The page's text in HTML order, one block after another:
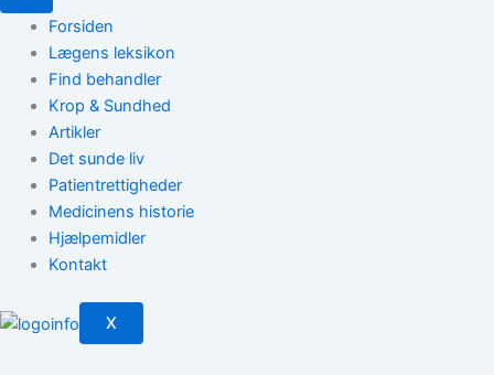
Forsiden
Lægens leksikon
Find behandler
Krop & Sundhed
Artikler
Det sunde liv
Patientrettigheder
Medicinens historie
Hjælpemidler
Kontakt
X